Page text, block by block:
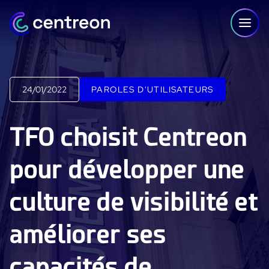
PLATEFORME
Centreon Infra Monitoring - Démo Produit
Centreon Infra Monitoring - Essai gratuit
Centreon Experience Monitoring - Démo Produit
Centreon Experience Monitoring - Essai Gratuit
IT Infrastructure Monitoring
24/01/2022 PAROLES D'UTILISATEURS
TFO choisit Centreon
pour développer une
culture de visibilité et
améliorer ses